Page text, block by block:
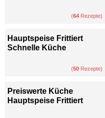
(64 Rezepte)
Hauptspeise Frittiert
Schnelle Küche
(50 Rezepte)
Preiswerte Küche
Hauptspeise Frittiert